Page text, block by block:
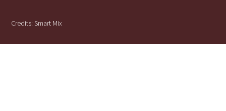
Credits:Smart Mix